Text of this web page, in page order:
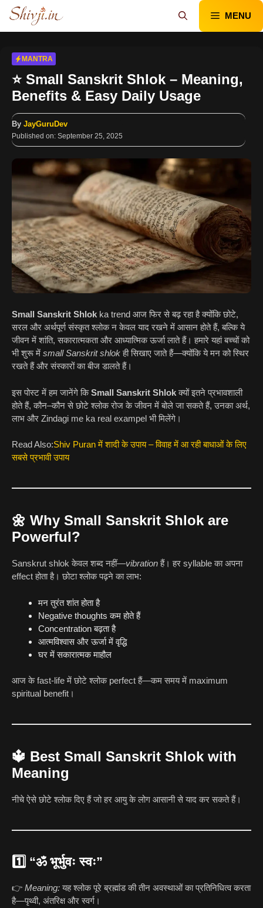
Skip
content
MENU
MANTRA
⭐ Small Sanskrit Shlok – Meaning,
Benefits & Easy Daily Usage
By JayGuruDev
Published on: September 25, 2025
Small Sanskrit Shlok ka trend आज फिर से बढ़ रहा है क्योंकि छोटे,
सरल और अर्थपूर्ण संस्कृत श्लोक न केवल याद रखने में आसान होते हैं, बल्कि ये
जीवन में शांति, सकारात्मकता और आध्यात्मिक ऊर्जा लाते हैं। हमारे यहां बच्चों को
भी शुरू में small Sanskrit shlokही सिखाए जाते हैं—क्योंकि ये मन को स्थिर
रखते हैं और संस्कारों का बीज डालते हैं।
इस पोस्ट में हम जानेंगे किSmall Sanskrit Shlokक्यों इतने प्रभावशाली
होते हैं, कौन–कौन से छोटे श्लोक रोज के जीवन में बोले जा सकते हैं, उनका अर्थ,
लाभ और Zindagi me ka real exampel भी मिलेंगे।
Read Also:Shiv Puran में शादी के उपाय – विवाह में आ रही बाधाओं के लिए
सबसे प्रभावी उपाय
🌼 Why Small Sanskrit Shlok are
Powerful?
Sanskrut shlok केवल शब्द नहीं—vibrationहैं। हर syllable का अपना
effect होता है। छोटा श्लोक पढ़ने का लाभ:
मन तुरंत शांत होता है
Negative thoughts कम होते हैं
Concentration बढ़ता है
आत्मविश्वास और ऊर्जा में वृद्धि
घर में सकारात्मक माहौल
आज के fast-life में छोटे श्लोक perfect हैं—कम समय में maximum
spiritual benefit।
🔱 Best Small Sanskrit Shlok with
Meaning
नीचे ऐसे छोटे श्लोक दिए हैं जो हर आयु के लोग आसानी से याद कर सकते हैं।
1️⃣ “ॐ भूर्भुवः स्वः”
👉 Meaning:यह श्लोक पूरे ब्रह्मांड की तीन अवस्थाओं का प्रतिनिधित्व करता
है—पृथ्वी, अंतरिक्ष और स्वर्ग।